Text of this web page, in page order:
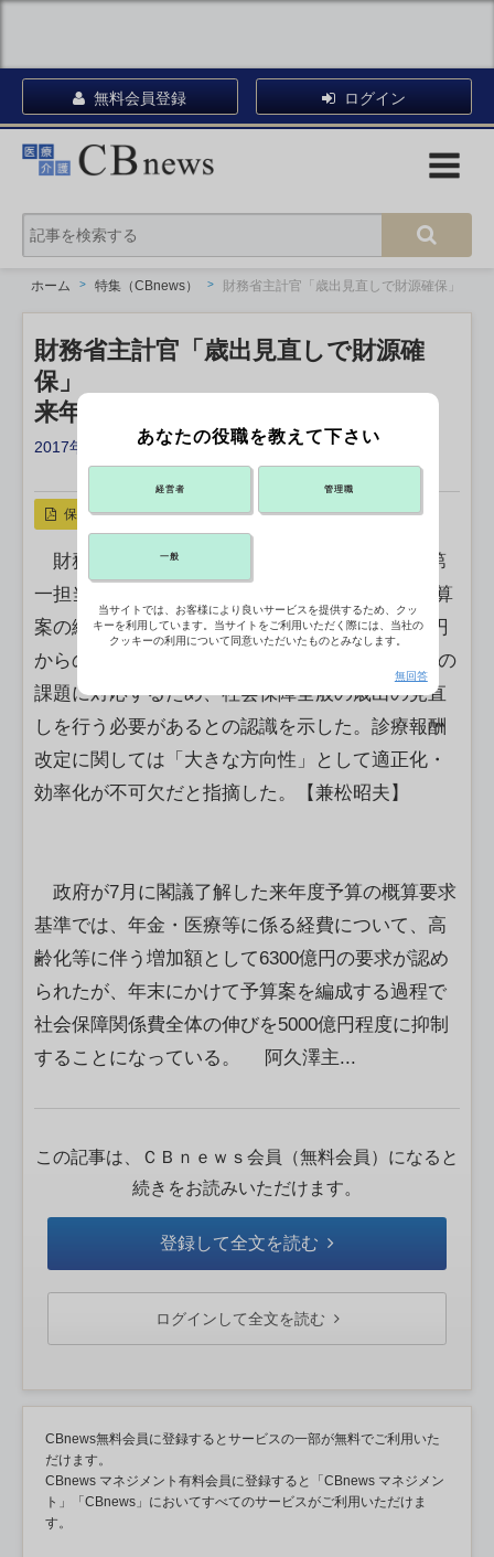
無料会員登録 ログイン
ホーム 特集（CBnews） 財務省主計官「歳出見直しで財源確保」
財務省主計官「歳出見直しで財源確
保」
来年度予算編成、2つの課題
2017年09月12日 05:00
リンクをコピー X ポスト
保存
財務省主計局の阿久澤孝主計官（厚生労働省第
一担当）はCBニュースの取材に応じ、来年度予算
案の編成では、社会保障関係費の自然増6300億円
からの削減と保育の受け皿拡大の財源確保の2つの
課題に対応するため、社会保障全般の歳出の見直
しを行う必要があるとの認識を示した。診療報酬
改定に関しては「大きな方向性」として適正化・
効率化が不可欠だと指摘した。【兼松昭夫】
政府が7月に閣議了解した来年度予算の概算要求
基準では、年金・医療等に係る経費について、高
齢化等に伴う増加額として6300億円の要求が認め
られたが、年末にかけて予算案を編成する過程で
社会保障関係費全体の伸びを5000億円程度に抑制
することになっている。 阿久澤主...
この記事は、ＣＢｎｅｗｓ会員（無料会員）になると
続きをお読みいただけます。
登録して全文を読む
ログインして全文を読む
CBnews無料会員に登録するとサービスの一部が無料でご利用いた
だけます。
CBnews マネジメント有料会員に登録すると「CBnews マネジメン
ト」「CBnews」においてすべてのサービスがご利用いただけま
す。
あなたの役職を教えて下さい
経営者 管理職
一般
当サイトでは、お客様により良いサービスを提供するため、クッ
キーを利用しています。当サイトをご利用いただく際には、当社の
クッキーの利用について同意いただいたものとみなします。
無回答